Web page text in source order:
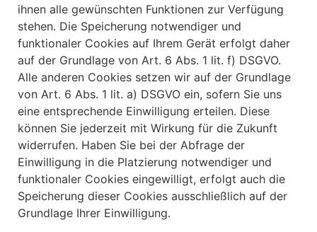
ihnen alle gewünschten Funktionen zur Verfügung
stehen. Die Speicherung notwendiger und
funktionaler Cookies auf Ihrem Gerät erfolgt daher
auf der Grundlage von Art. 6 Abs. 1 lit. f) DSGVO.
Alle anderen Cookies setzen wir auf der Grundlage
von Art. 6 Abs. 1 lit. a) DSGVO ein, sofern Sie uns
eine entsprechende Einwilligung erteilen. Diese
können Sie jederzeit mit Wirkung für die Zukunft
widerrufen. Haben Sie bei der Abfrage der
Einwilligung in die Platzierung notwendiger und
funktionaler Cookies eingewilligt, erfolgt auch die
Speicherung dieser Cookies ausschließlich auf der
Grundlage Ihrer Einwilligung.